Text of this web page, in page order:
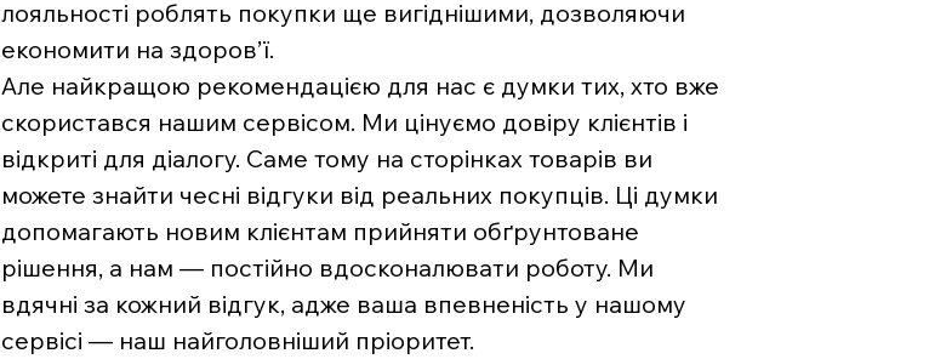
лояльності роблять покупки ще вигіднішими, дозволяючи
економити на здоров’ї.
Але найкращою рекомендацією для нас є думки тих, хто вже
скористався нашим сервісом. Ми цінуємо довіру клієнтів і
відкриті для діалогу. Саме тому на сторінках товарів ви
можете знайти чесні відгуки від реальних покупців. Ці думки
допомагають новим клієнтам прийняти обґрунтоване
рішення, а нам — постійно вдосконалювати роботу. Ми
вдячні за кожний відгук, адже ваша впевненість у нашому
сервісі — наш найголовніший пріоритет.